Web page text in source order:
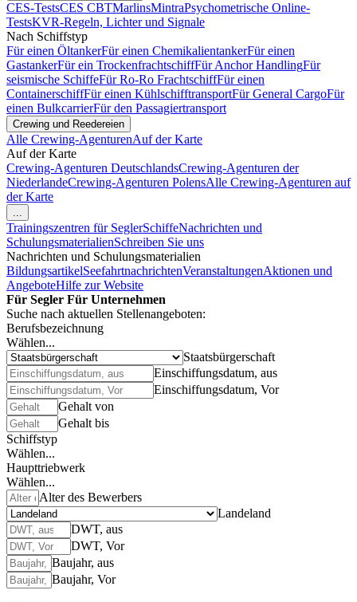
CES-TestsCES CBTMarlinsMintraPsychometrische Online-
TestsKVR-Regeln, Lichter und Signale
Nach Schiffstyp
Für einen ÖltankerFür einen ChemikalientankerFür einen
GastankerFür ein TrockenfrachtschiffFür Anchor HandlingFür
seismische SchiffeFür Ro-Ro FrachtschiffFür einen
ContainerschiffFür einen KühlschifftransportFür General CargoFür
einen BulkcarrierFür den Passagiertransport
Crewing und Reedereien
Alle Crewing-AgenturenAuf der Karte
Auf der Karte
Crewing-Agenturen DeutschlandsCrewing-Agenturen der
NiederlandeCrewing-Agenturen PolensAlle Crewing-Agenturen auf
der Karte
...
Trainingszentren für SeglerSchiffeNachrichten und
SchulungsmaterialienSchreiben Sie uns
Nachrichten und Schulungsmaterialien
BildungsartikelSeefahrtnachrichtenVeranstaltungenAktionen und
AngeboteHilfe zur Website
Für Segler Für Unternehmen
Suche nach aktuellen Stellenangeboten:
Berufsbezeichnung
Wählen...
Staatsbürgerschaft
Einschiffungsdatum, aus
Einschiffungsdatum, Vor
Gehalt von
Gehalt bis
Schiffstyp
Wählen...
Haupttriebwerk
Wählen...
Alter des Bewerbers
Landeland
DWT, aus
DWT, Vor
Baujahr, aus
Baujahr, Vor